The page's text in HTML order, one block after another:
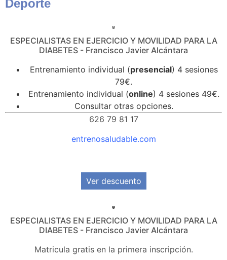
Deporte
ESPECIALISTAS EN EJERCICIO Y MOVILIDAD PARA LA
DIABETES - Francisco Javier Alcántara
Entrenamiento individual (presencial) 4 sesiones
79€.
Entrenamiento individual (online) 4 sesiones 49€.
Consultar otras opciones.
626 79 81 17
entrenosaludable.com
Ver descuento
ESPECIALISTAS EN EJERCICIO Y MOVILIDAD PARA LA
DIABETES - Francisco Javier Alcántara
Matricula gratis en la primera inscripción.